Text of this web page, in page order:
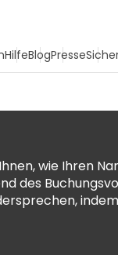
HilfeBlogPresse
wie Ihren
des